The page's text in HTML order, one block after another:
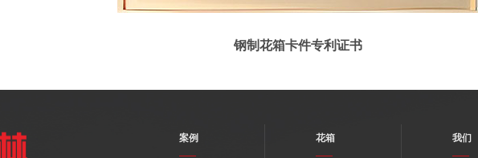
钢制花箱卡件专利证书
案例 花箱 我们